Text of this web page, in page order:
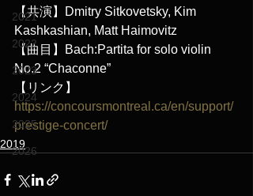
2021
2022
2023
2024
2025
2026
【共演】Dmitry Sitkovetsky, Kim
Kashkashian, Matt Haimovitz
【曲目】Bach:Partita for solo violin
No.2 “Chaconne”
【リンク】
https://concoursmontreal.ca/en/support/
prestige-concert/
2019